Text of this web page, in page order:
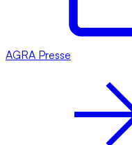
AGRA Presse